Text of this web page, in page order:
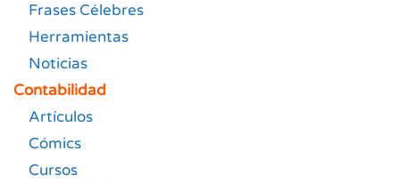
Frases Célebres
Herramientas
Noticias
Contabilidad
Artículos
Cómics
Cursos